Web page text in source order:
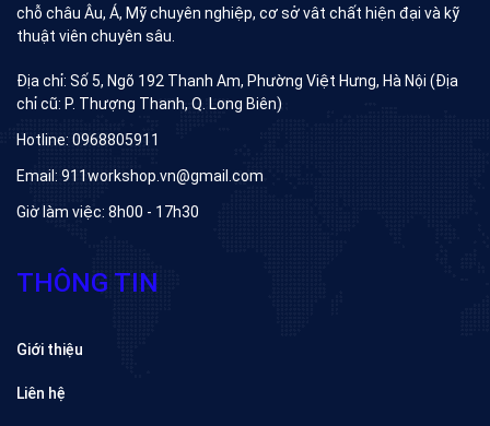
chỗ châu Âu, Á, Mỹ chuyên nghiệp, cơ sở vât chất hiện đại và kỹ
thuật viên chuyên sâu.
Địa chỉ: Số 5, Ngõ 192 Thanh Am, Phường Việt Hưng, Hà Nội (Địa
chỉ cũ: P. Thượng Thanh, Q. Long Biên)
Hotline: 0968805911
Email: 911workshop.vn@gmail.com
Giờ làm việc: 8h00 - 17h30
THÔNG TIN
Giới thiệu
Liên hệ